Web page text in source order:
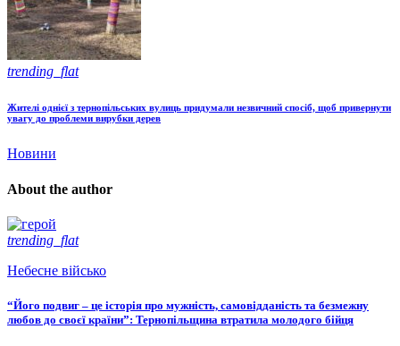
trending_flat
Жителі однієї з тернопільських вулиць придумали незвичний спосіб, щоб привернути
увагу до проблеми вирубки дерев
Новини
About the author
trending_flat
Небесне військо
“Його подвиг – це історія про мужність, самовідданість та безмежну
любов до своєї країни”: Тернопільщина втратила молодого бійця